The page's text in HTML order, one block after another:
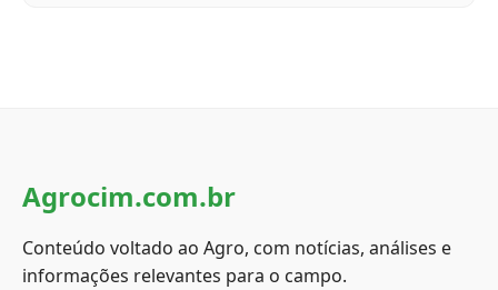
Agrocim.com.br
Conteúdo voltado ao Agro, com notícias, análises e
informações relevantes para o campo.